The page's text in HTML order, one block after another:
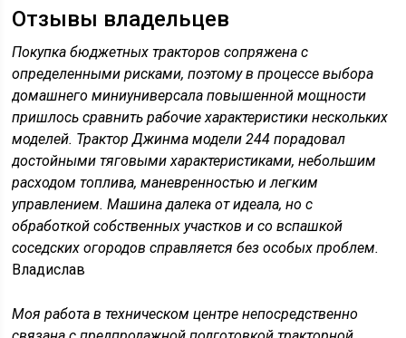
Отзывы владельцев
Покупка бюджетных тракторов сопряжена с
определенными рисками, поэтому в процессе выбора
домашнего миниуниверсала повышенной мощности
пришлось сравнить рабочие характеристики нескольких
моделей. Трактор Джинма модели 244 порадовал
достойными тяговыми характеристиками, небольшим
расходом топлива, маневренностью и легким
управлением. Машина далека от идеала, но с
обработкой собственных участков и со вспашкой
соседских огородов справляется без особых проблем.
Владислав
Моя работа в техническом центре непосредственно